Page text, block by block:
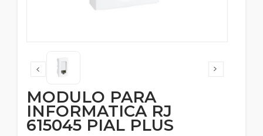
MODULO PARA
INFORMATICA RJ
615045 PIAL PLUS